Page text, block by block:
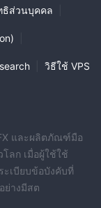
ธิส่วนบุคคล
วิธีใช้ VPS
และผลิตภัณฑ์มือ
ลก เมื่อผู้ใช้ใช้
เบียบข้อบังคับที่
ย่างมีสต